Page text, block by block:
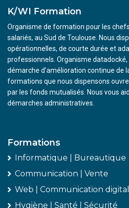
K/WI Formation
Organisme de formation pour les
salariés, au Sud de Toulouse. Nous
opérationnelles, de courte durée et
professionnels. Organisme datadocké,
démarche d’amélioration continue de
formations que nous dispensons
par les fonds mutualisés. Nous vous
démarches administratives.
Formations
Informatique | Bureautique
Communication | Vente
Web | Communication
Hygiène | Santé | Sécurité